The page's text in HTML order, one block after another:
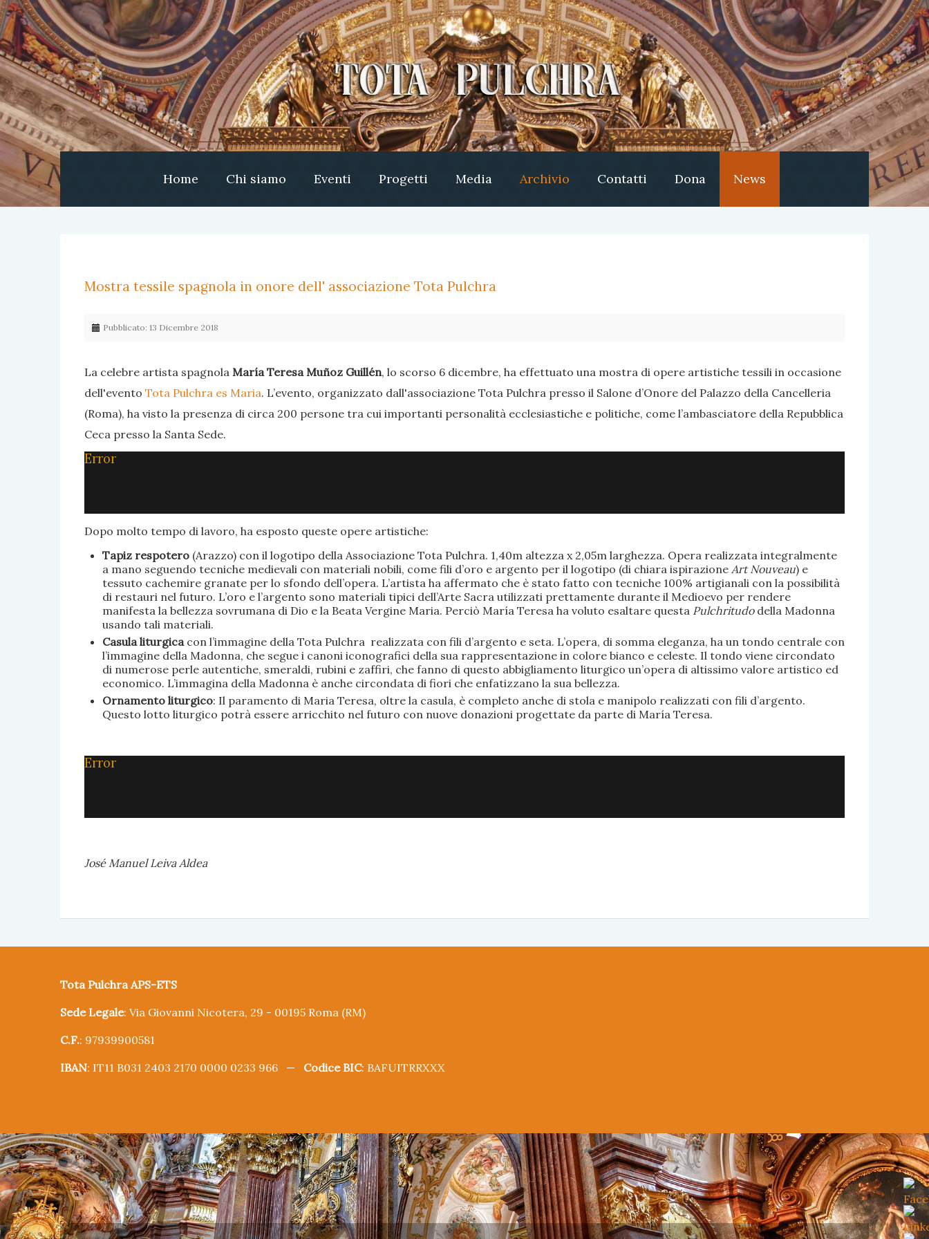
Home Chi siamo Eventi Progetti Media Archivio Contatti Dona News
Mostra tessile spagnola in onore dell' associazione Tota Pulchra
Pubblicato: 13 Dicembre 2018
La celebre artista spagnola María Teresa Muñoz Guillén, lo scorso 6 dicembre, ha effettuato una mostra di opere artistiche tessili in occasione
dell'evento Tota Pulchra es Maria. L’evento, organizzato dall'associazione Tota Pulchra presso il Salone d’Onore del Palazzo della Cancelleria
(Roma), ha visto la presenza di circa 200 persone tra cui importanti personalità ecclesiastiche e politiche, come l’ambasciatore della Repubblica
Ceca presso la Santa Sede.
Error
Dopo molto tempo di lavoro, ha esposto queste opere artistiche:
Tapiz respotero(Arazzo) con il logotipo della Associazione Tota Pulchra. 1,40m altezza x 2,05m larghezza. Opera realizzata integralmente
a mano seguendo tecniche medievali con materiali nobili, come fili d’oro e argento per il logotipo (di chiara ispirazione Art Nouveau) e
tessuto cachemire granate per lo sfondo dell’opera. L’artista ha affermato che è stato fatto con tecniche 100% artigianali con la possibilità
di restauri nel futuro. L’oro e l’argento sono materiali tipici dell’Arte Sacra utilizzati prettamente durante il Medioevo per rendere
manifesta la bellezza sovrumana di Dio e la Beata Vergine Maria. Perciò María Teresa ha voluto esaltare questa Pulchritudo della Madonna
usando tali materiali.
Casula liturgica con l’immagine della Tota Pulchra realizzata con fili d’argento e seta. L’opera, di somma eleganza, ha un tondo centrale con
l’immagine della Madonna, che segue i canoni iconografici della sua rappresentazione in colore bianco e celeste. Il tondo viene circondato
di numerose perle autentiche, smeraldi, rubini e zaffiri, che fanno di questo abbigliamento liturgico un’opera di altissimo valore artistico ed
economico. L’immagina della Madonna è anche circondata di fiori che enfatizzano la sua bellezza.
Ornamento liturgico: Il paramento di Maria Teresa, oltre la casula, è completo anche di stola e manipolo realizzati con fili d’argento.
Questo lotto liturgico potrà essere arricchito nel futuro con nuove donazioni progettate da parte di María Teresa.
Error
José Manuel Leiva Aldea
Tota Pulchra APS-ETS
Sede Legale: Via Giovanni Nicotera, 29 - 00195 Roma (RM)
C.F.: 97939900581
IBAN: IT11 B031 2403 2170 0000 0233 966 — Codice BIC: BAFUITRRXXX